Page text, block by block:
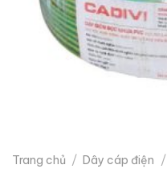
Trang chủ / Dây cáp điện /